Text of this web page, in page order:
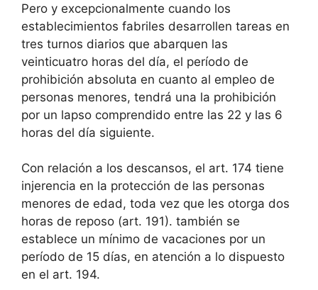
Pero y excepcionalmente cuando los
establecimientos fabriles desarrollen tareas en
tres turnos diarios que abarquen las
veinticuatro horas del día, el período de
prohibición absoluta en cuanto al empleo de
personas menores, tendrá una la prohibición
por un lapso comprendido entre las 22 y las 6
horas del día siguiente.
Con relación a los descansos, el art. 174 tiene
injerencia en la protección de las personas
menores de edad, toda vez que les otorga dos
horas de reposo (art. 191). también se
establece un mínimo de vacaciones por un
período de 15 días, en atención a lo dispuesto
en el art. 194.